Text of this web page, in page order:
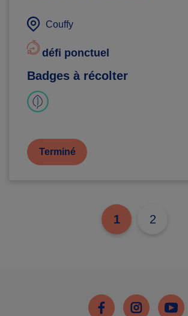
Couffy
défi ponctuel
Badges à récolter
Terminé
1 2
FacebookInstagramYoutube